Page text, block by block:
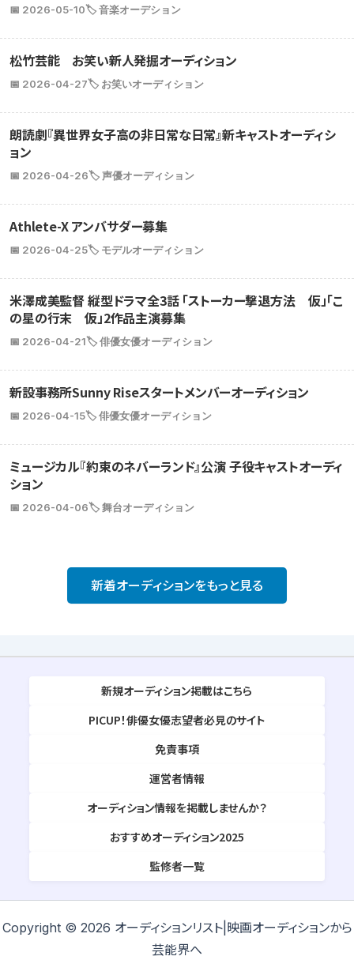
📅 2026-05-10🏷️ 音楽オーデション
松竹芸能 お笑い新人発掘オーディション
📅 2026-04-27🏷️ お笑いオーディション
朗読劇『異世界女子高の非日常な日常』新キャストオーディシ
ョン
📅 2026-04-26🏷️ 声優オーディション
Athlete-X アンバサダー募集
📅 2026-04-25🏷️ モデルオーディション
米澤成美監督 縦型ドラマ全3話 「ストーカー撃退方法 仮」「こ
の星の行末 仮」2作品主演募集
📅 2026-04-21🏷️ 俳優女優オーディション
新設事務所Sunny Riseスタートメンバーオーディション
📅 2026-04-15🏷️ 俳優女優オーディション
ミュージカル『約束のネバーランド』公演 子役キャストオーディ
ション
📅 2026-04-06🏷️ 舞台オーディション
新着オーディションをもっと見る
新規オーディション掲載はこちら
PICUP！俳優女優志望者必見のサイト
免責事項
運営者情報
オーディション情報を掲載しませんか？
おすすめオーディション2025
監修者一覧
Copyright © 2026 オーディションリスト|映画オーディションから
芸能界へ